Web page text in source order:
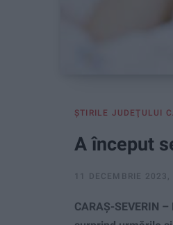
ŞTIRILE JUDEŢULUI
A început
11 DECEMBRIE
CARAŞ-SEVERIN